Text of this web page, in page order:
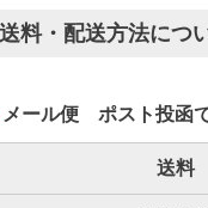
送料・配送方法につ
メール便 ポスト投函
送料